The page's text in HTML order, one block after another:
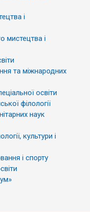
і
мистецтва і
та міжнародних
освіти
філології
наук
культури і
і спорту